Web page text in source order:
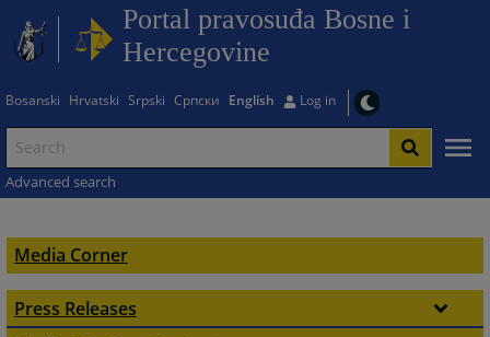
Portal pravosuđa Bosne i
Hercegovine
Bosanski Hrvatski Srpski Српски English Log in
Advanced search
Media Corner
Press Releases